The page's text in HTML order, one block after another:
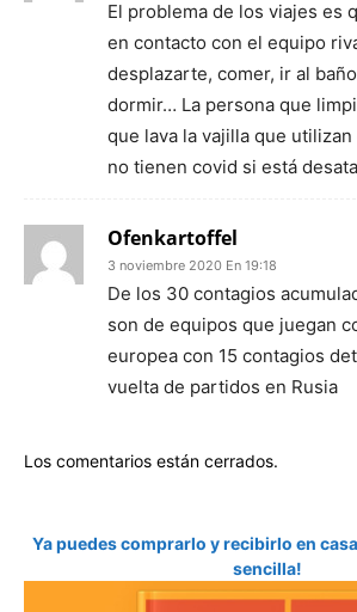
El problema de los viajes es
en contacto con el equipo
desplazarte, comer, ir al
dormir… La persona que
que lava la vajilla que
no tienen covid si está
Ofenkartoffel
3 noviembre 2020 En 19:18
De los 30 contagios
son de equipos que juegan
europea con 15 contagios
vuelta de partidos en Rusia
Los comentarios están cerrados.
Ya puedes comprarlo y recibirlo en
sencilla!